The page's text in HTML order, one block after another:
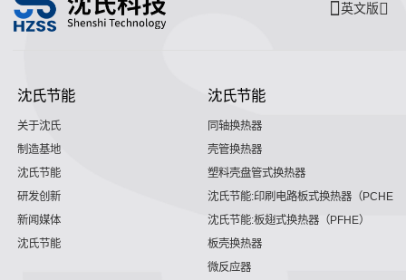
英文版
沈氏节能
关于沈氏
制造基地
沈氏节能
研发创新
新闻媒体
沈氏节能
沈氏节能
同轴换热器
壳管换热器
塑料壳盘管式换热器
沈氏节能:印刷电路板式换热器（PCHE）
沈氏节能:板翅式换热器（PFHE）
板壳换热器
微反应器